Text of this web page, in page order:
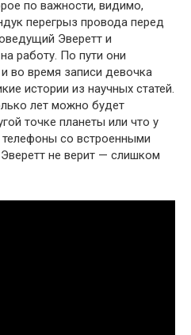
по важности, видимо,
перегрыз провода перед
Эверетт и
работу. По пути они
во время записи девочка
истории из научных статей.
лет можно будет
точке планеты или что у
телефоны со встроенными
не верит — слишком